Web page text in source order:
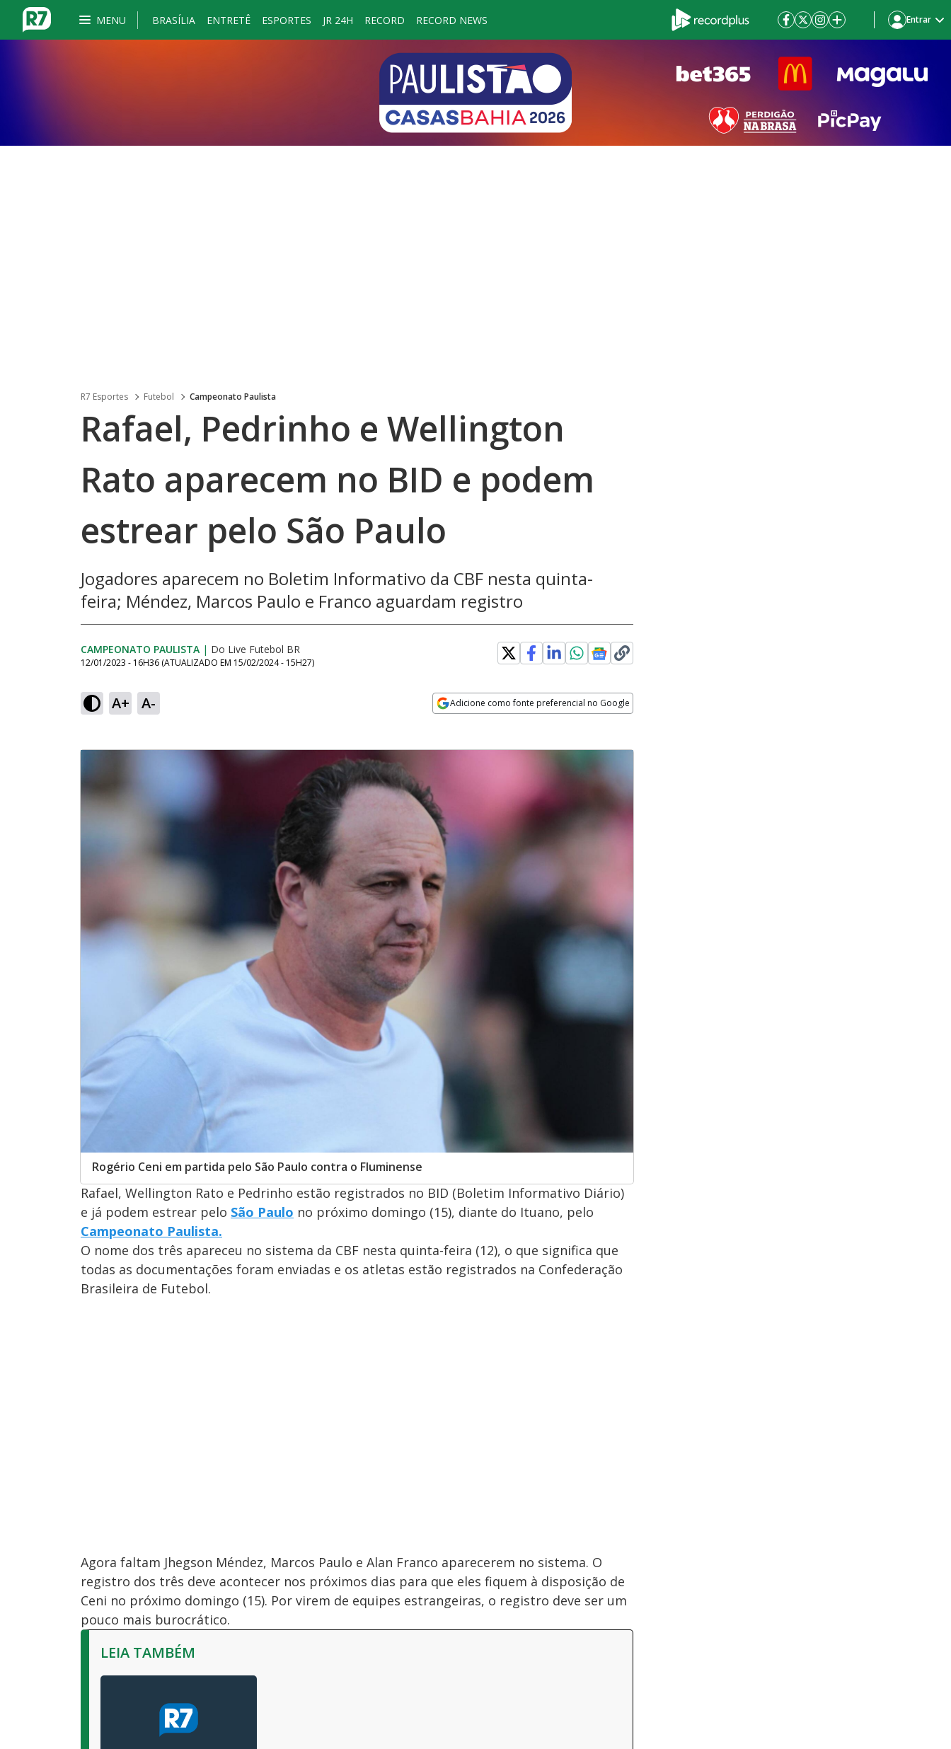
MENU BRASÍLIA ENTRETÊ ESPORTES JR 24H RECORD RECORD NEWS Entrar
R7 Esportes Futebol Campeonato Paulista
Rafael, Pedrinho e Wellington
Rato aparecem no BID e podem
estrear pelo São Paulo
Jogadores aparecem no Boletim Informativo da CBF nesta quinta-
feira; Méndez, Marcos Paulo e Franco aguardam registro
CAMPEONATO PAULISTA | Do Live Futebol BR
12/01/2023 - 16H36 (ATUALIZADO EM 15/02/2024 - 15H27)
A+ A- Adicione como fonte preferencial no Google
Rogério Ceni em partida pelo São Paulo contra o Fluminense
Rafael, Wellington Rato e Pedrinho estão registrados no BID (Boletim Informativo Diário)
e já podem estrear pelo São Paulo no próximo domingo (15), diante do Ituano, pelo
Campeonato Paulista.
O nome dos três apareceu no sistema da CBF nesta quinta-feira (12), o que significa que
todas as documentações foram enviadas e os atletas estão registrados na Confederação
Brasileira de Futebol.
Agora faltam Jhegson Méndez, Marcos Paulo e Alan Franco aparecerem no sistema. O
registro dos três deve acontecer nos próximos dias para que eles fiquem à disposição de
Ceni no próximo domingo (15). Por virem de equipes estrangeiras, o registro deve ser um
pouco mais burocrático.
LEIA TAMBÉM